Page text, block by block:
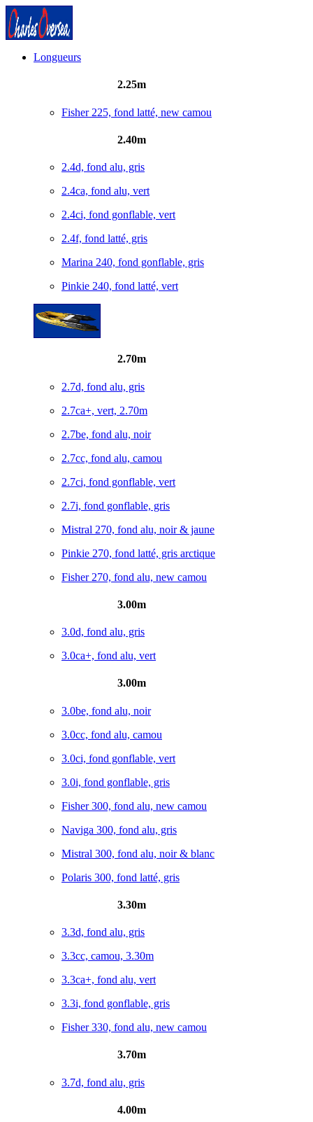
Longueurs
2.25m
Fisher 225, fond latté, new camou
2.40m
2.4d, fond alu, gris
2.4ca, fond alu, vert
2.4ci, fond gonflable, vert
2.4f, fond latté, gris
Marina 240, fond gonflable, gris
Pinkie 240, fond latté, vert
2.70m
2.7d, fond alu, gris
2.7ca+, vert, 2.70m
2.7be, fond alu, noir
2.7cc, fond alu, camou
2.7ci, fond gonflable, vert
2.7i, fond gonflable, gris
Mistral 270, fond alu, noir & jaune
Pinkie 270, fond latté, gris arctique
Fisher 270, fond alu, new camou
3.00m
3.0d, fond alu, gris
3.0ca+, fond alu, vert
3.00m
3.0be, fond alu, noir
3.0cc, fond alu, camou
3.0ci, fond gonflable, vert
3.0i, fond gonflable, gris
Fisher 300, fond alu, new camou
Naviga 300, fond alu, gris
Mistral 300, fond alu, noir & blanc
Polaris 300, fond latté, gris
3.30m
3.3d, fond alu, gris
3.3cc, camou, 3.30m
3.3ca+, fond alu, vert
3.3i, fond gonflable, gris
Fisher 330, fond alu, new camou
3.70m
3.7d, fond alu, gris
4.00m